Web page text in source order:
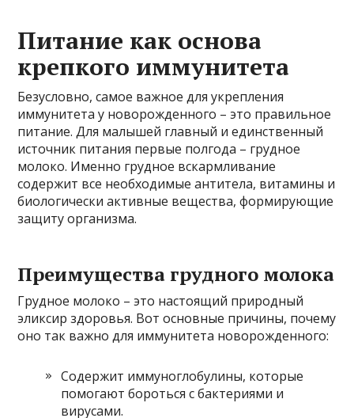
Питание как основа
крепкого иммунитета
Безусловно, самое важное для укрепления
иммунитета у новорожденного – это правильное
питание. Для малышей главный и единственный
источник питания первые полгода – грудное
молоко. Именно грудное вскармливание
содержит все необходимые антитела, витамины и
биологически активные вещества, формирующие
защиту организма.
Преимущества грудного молока
Грудное молоко – это настоящий природный
эликсир здоровья. Вот основные причины, почему
оно так важно для иммунитета новорожденного:
Содержит иммуноглобулины, которые
помогают бороться с бактериями и
вирусами.